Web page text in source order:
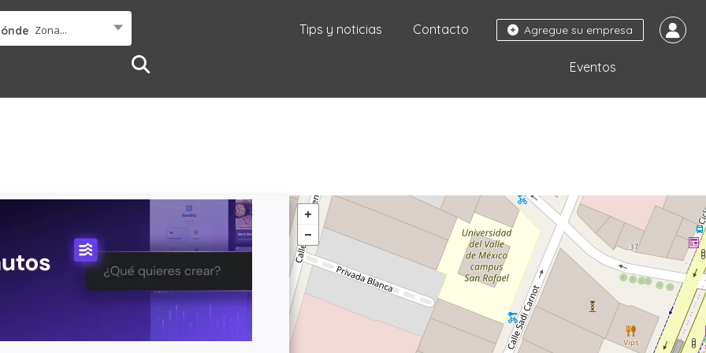
Zona... Agregue su empresa
Tips y noticias Contacto
Eventos